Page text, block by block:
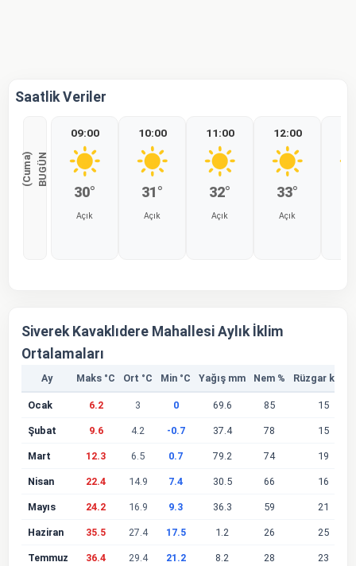
Saatlik Veriler
B
U
G
Ü
N
(
C
u
m
a
)
09:00
30°
Açık
10:00
31°
Açık
11:00
32°
Açık
12:00
33°
Açık
Siverek Kavaklıdere Mahallesi Aylık İklim
Ortalamaları
Ay Maks °C Ort °C Min °C Yağış mm Nem % Rüzgar km/s
Ocak 6.2 3 0 69.6 85 15
Şubat 9.6 4.2 -0.7 37.4 78 15
Mart 12.3 6.5 0.7 79.2 74 19
Nisan 22.4 14.9 7.4 30.5 66 16
Mayıs 24.2 16.9 9.3 36.3 59 21
Haziran 35.5 27.4 17.5 1.2 26 25
Temmuz 36.4 29.4 21.2 8.2 28 23